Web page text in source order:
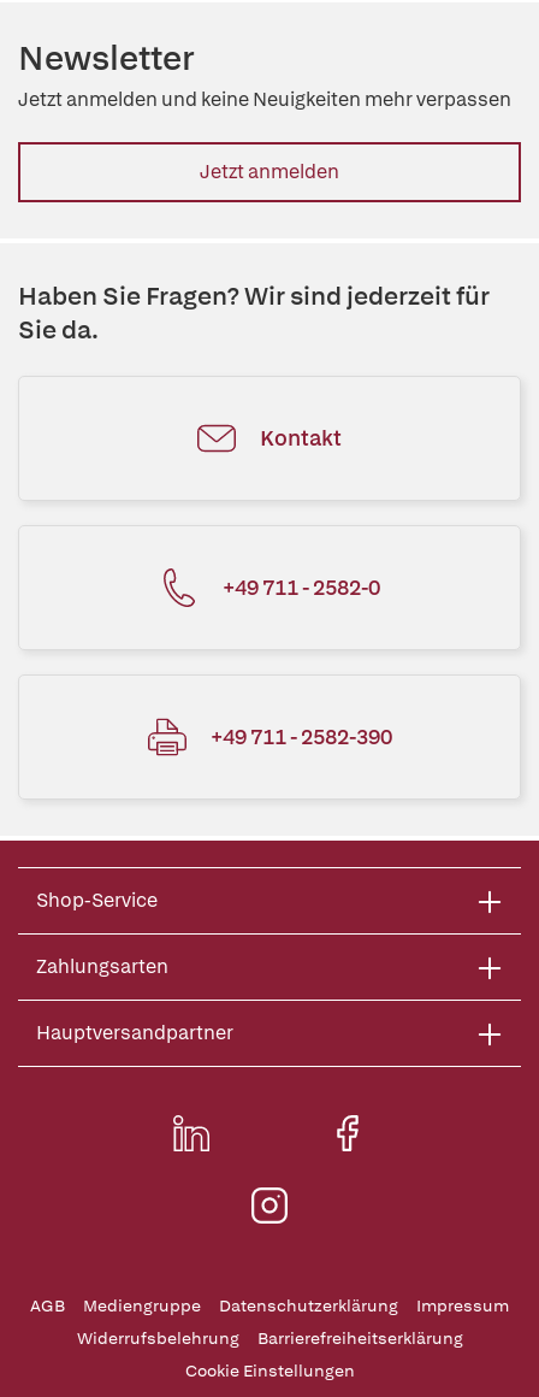
Newsletter
Jetzt anmelden und keine Neuigkeiten mehr verpassen
Jetzt anmelden
Haben Sie Fragen? Wir sind jederzeit für
Sie da.
Kontakt
+49 711 - 2582-0
+49 711 - 2582-390
Shop-Service
Zahlungsarten
Hauptversandpartner
AGB Mediengruppe Datenschutzerklärung
Impressum
Widerrufsbelehrung
Barrierefreiheitserklärung
Cookie Einstellungen